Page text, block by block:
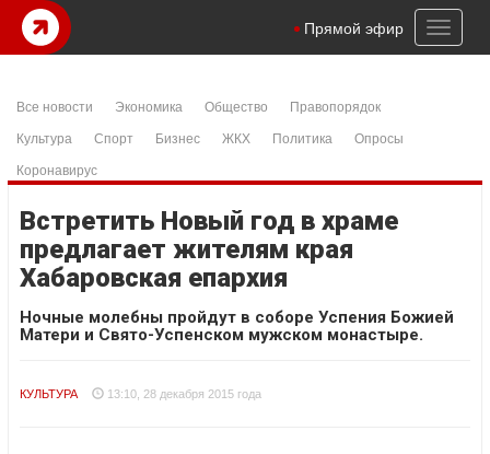
Toggle
Прямой эфир
Все новости Экономика Общество
Правопорядок
Культура
Спорт Бизнес ЖКХ Политика
Опросы
Коронавирус
Встретить Новый год в храме
предлагает жителям края
Хабаровская епархия
Ночные молебны пройдут в соборе Успения Божией
Матери и Свято-Успенском мужском монастыре.
КУЛЬТУРА 13:10, 28 декабря 2015 года